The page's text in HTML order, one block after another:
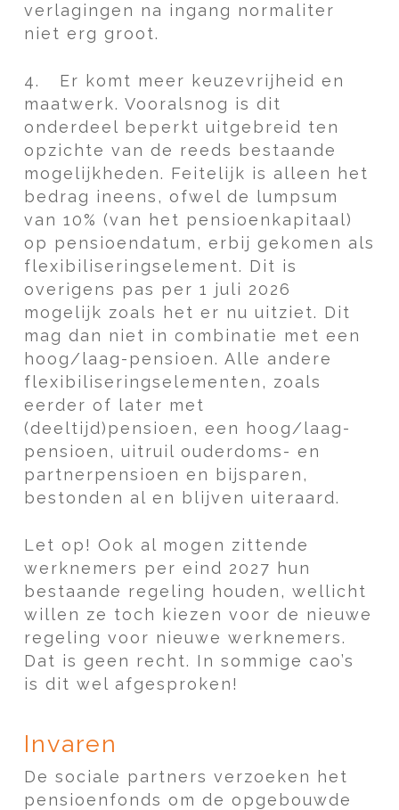
verlagingen na ingang normaliter
niet erg groot.
4.
Er komt meer keuzevrijheid en
maatwerk. Vooralsnog is dit
onderdeel beperkt uitgebreid ten
opzichte van de reeds bestaande
mogelijkheden. Feitelijk is alleen het
bedrag ineens, ofwel de lumpsum
van 10% (van het pensioenkapitaal)
op pensioendatum, erbij gekomen als
flexibiliseringselement. Dit is
overigens pas per 1 juli 2026
mogelijk zoals het er nu uitziet. Dit
mag dan niet in combinatie met een
hoog/laag-pensioen. Alle andere
flexibiliseringselementen, zoals
eerder of later met
(deeltijd)pensioen, een hoog/laag-
pensioen, uitruil ouderdoms- en
partnerpensioen en bijsparen,
bestonden al en blijven uiteraard.
Let op! Ook al mogen zittende
werknemers per eind 2027 hun
bestaande regeling houden, wellicht
willen ze toch kiezen voor de nieuwe
regeling voor nieuwe werknemers.
Dat is geen recht. In sommige cao’s
is dit wel afgesproken!
Invaren
De sociale partners verzoeken het
pensioenfonds om de opgebouwde